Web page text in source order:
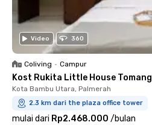
Video 360
Coliving • Campur
Kost Rukita Little House Tomang
Kota Bambu Utara, Palmerah
2.3 km dari the plaza office tower
mulai dari Rp2.468.000 /bulan